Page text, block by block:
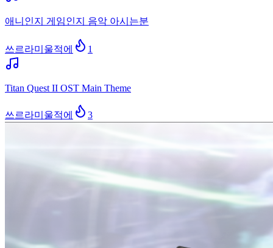
애니인지 게임인지 음악 아시는분
쓰르라미울적에 1
Titan Quest II OST Main Theme
쓰르라미울적에 3